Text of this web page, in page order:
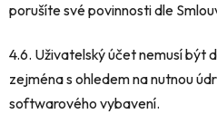
porušíte své povinnosti dle
4.6. Uživatelský účet nemusí být
zejména s ohledem na nutnou
softwarového vybavení.